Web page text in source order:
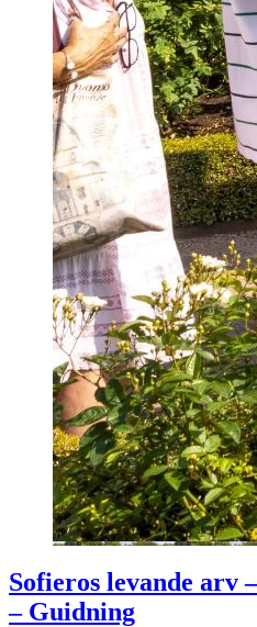
Sofieros levande arv
– Guidning